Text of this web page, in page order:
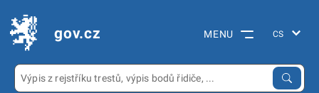
gov.cz MENU